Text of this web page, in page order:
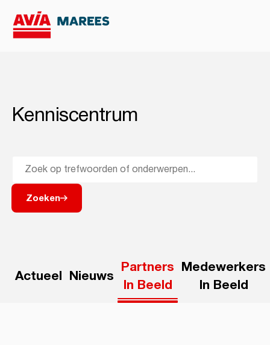
Kenniscentrum
Zoeken
Actueel Nieuws Partners
In Beeld
Medewerkers
In Beeld